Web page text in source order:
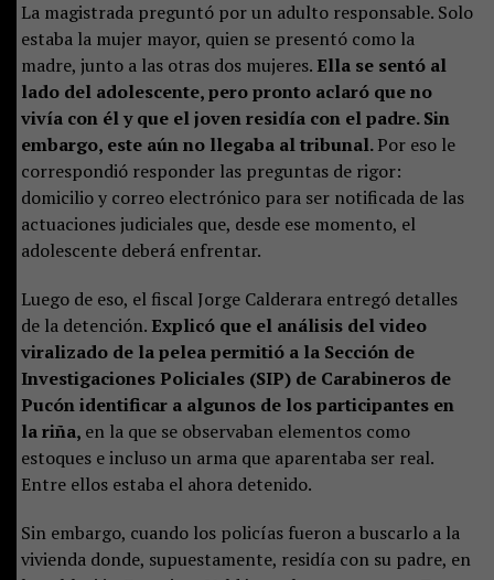
La magistrada preguntó por un adulto responsable. Solo
estaba la mujer mayor, quien se presentó como la
madre, junto a las otras dos mujeres. Ella se sentó al
lado del adolescente, pero pronto aclaró que no
vivía con él y que el joven residía con el padre. Sin
embargo, este aún no llegaba al tribunal.Por eso le
correspondió responder las preguntas de rigor:
domicilio y correo electrónico para ser notificada de las
actuaciones judiciales que, desde ese momento, el
adolescente deberá enfrentar.
Luego de eso, el fiscal Jorge Calderara entregó detalles
de la detención. Explicó que el análisis del video
viralizado de la pelea permitió a la Sección de
Investigaciones Policiales (SIP) de Carabineros de
Pucón identificar a algunos de los participantes en
la riña, en la que se observaban elementos como
estoques e incluso un arma que aparentaba ser real.
Entre ellos estaba el ahora detenido.
Sin embargo, cuando los policías fueron a buscarlo a la
vivienda donde, supuestamente, residía con su padre, en